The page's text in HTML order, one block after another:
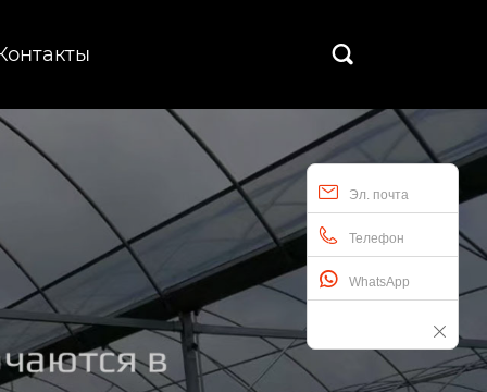

Эл. почта
Телефон
WhatsApp